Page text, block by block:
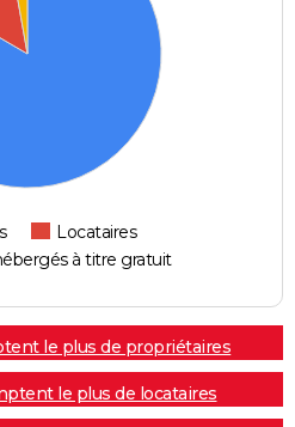
Locataires
à titre gratuit
le plus de propriétaires
le plus de locataires